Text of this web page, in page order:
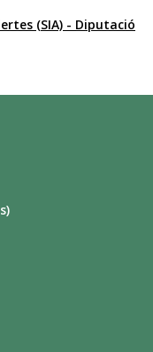
(SIA) - Diputació